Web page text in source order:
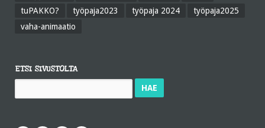
tuPAKKO?
työpaja2023 työpaja 2024
työpaja2025
vaha-animaatio
ETSI SIVUSTOLTA